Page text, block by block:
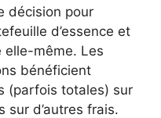
décision pour
d’essence et
elle-même. Les
bénéficient
(parfois totales) sur
sur d’autres frais.